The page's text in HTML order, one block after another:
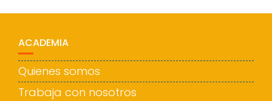
ACADEMIA
Quienes somos
Trabaja con nosotros